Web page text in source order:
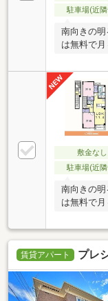
駐車場(近
南向きの
は無料で
敷金なし
駐車場(近
南向きの
は無料で
賃貸アパート プレ